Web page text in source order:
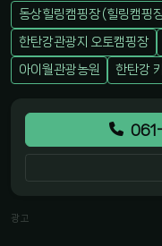
동상힐링캠핑장 (힐링캠핑
한탄강관광지 오토캠핑장
아이월관광농원
한탄강
광고